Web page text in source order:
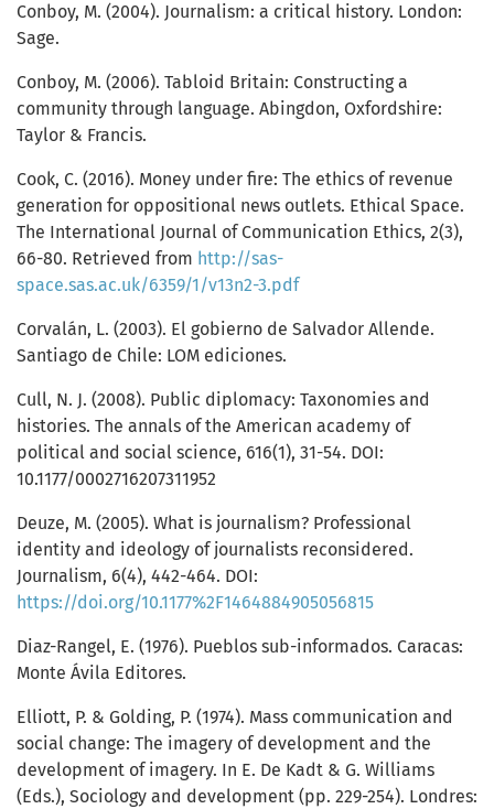
Conboy, M. (2004). Journalism: a critical history. London:
Sage.
Conboy, M. (2006). Tabloid Britain: Constructing a
community through language. Abingdon, Oxfordshire:
Taylor & Francis.
Cook, C. (2016). Money under fire: The ethics of revenue
generation for oppositional news outlets. Ethical Space.
The International Journal of Communication Ethics, 2(3),
66-80. Retrieved from http://sas-
space.sas.ac.uk/6359/1/v13n2-3.pdf
Corvalán, L. (2003). El gobierno de Salvador Allende.
Santiago de Chile: LOM ediciones.
Cull, N. J. (2008). Public diplomacy: Taxonomies and
histories. The annals of the American academy of
political and social science, 616(1), 31-54. DOI:
10.1177/0002716207311952
Deuze, M. (2005). What is journalism? Professional
identity and ideology of journalists reconsidered.
Journalism, 6(4), 442-464. DOI:
https://doi.org/10.1177%2F1464884905056815
Diaz-Rangel, E. (1976). Pueblos sub-informados. Caracas:
Monte Ávila Editores.
Elliott, P. & Golding, P. (1974). Mass communication and
social change: The imagery of development and the
development of imagery. In E. De Kadt & G. Williams
(Eds.), Sociology and development (pp. 229-254). Londres: